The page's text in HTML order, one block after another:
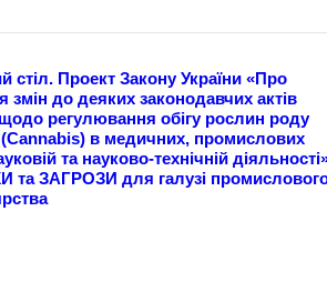
стіл. Проект Закону України «Про
змін до деяких законодавчих актів
регулювання обігу рослин роду
(Cannabis) в медичних, промислових
та науково-технічній
та ЗАГРОЗИ для галузі